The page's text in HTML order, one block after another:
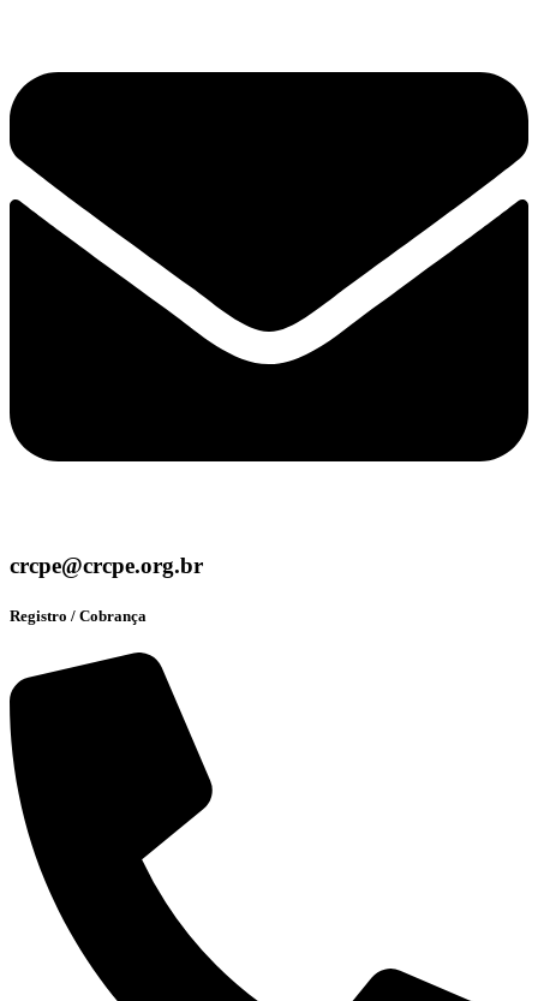
crcpe@crcpe.org.br
Registro / Cobrança